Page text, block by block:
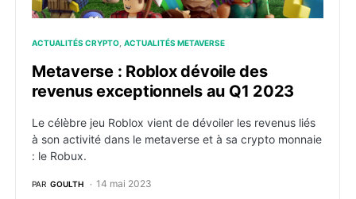
ACTUALITÉS CRYPTO ACTUALITÉS METAVERSE
Metaverse : Roblox dévoile des
revenus exceptionnels au Q1 2023
Le célèbre jeu Roblox vient de dévoiler les revenus liés
à son activité dans le metaverse et à sa crypto monnaie
: le Robux.
PAR GOULTH 14 mai 2023